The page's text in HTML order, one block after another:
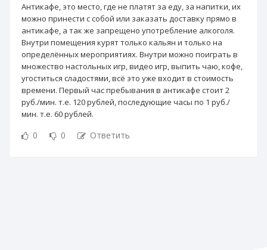
Антикафе, это место, где не платят за еду, за напитки, их
можно принести с собой или заказать доставку прямо в
антикафе, а так же запрещено употребление алкоголя.
Внутри помещения курят только кальян и только на
определённых мероприятиях. Внутри можно поиграть в
множество настольных игр, видео игр, выпить чаю, кофе,
угоститься сладостями, всё это уже входит в стоимость
времени. Первый час пребывания в антикафе стоит 2
руб./мин. т.е. 120 рублей, последующие часы по 1 руб./
мин. т.е. 60 рублей.
0 0 Ответить